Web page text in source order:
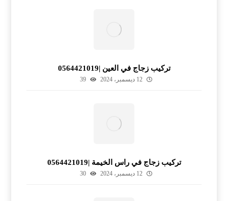
تركيب زجاج في العين |0564421019
12 ديسمبر، 2024 39
تركيب زجاج في راس الخيمة |0564421019
12 ديسمبر، 2024 30